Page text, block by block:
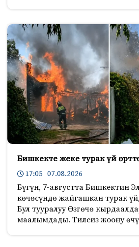
Бишкекте жеке турак үй
17:05 07.08.2026
Бүгүн, 7-августта Бишкектин
көчөсүндө жайгашкан турак
Бул тууралуу Өзгөчө
маалымдады. Тилсиз жоону